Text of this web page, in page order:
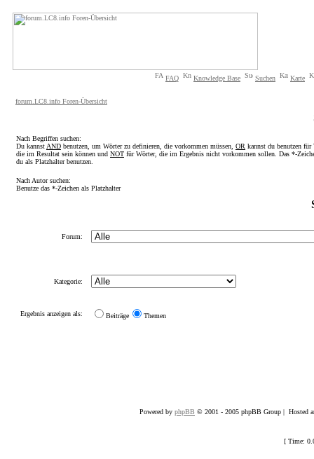
FAQ Knowledge Base Suchen Karte
forum.LC8.info Foren-Übersicht
Nach Begriffen suchen:
Du kannst AND benutzen, um Wörter zu definieren, die vorkommen müssen, OR kannst du benutzen für
die im Resultat sein können und NOT für Wörter, die im Ergebnis nicht vorkommen sollen. Das *-
du als Platzhalter benutzen.
Nach Autor suchen:
Benutze das *-Zeichen als Platzhalter
Forum:
Kategorie:
Ergebnis anzeigen als: Beiträge Themen
Powered by phpBB © 2001 - 2005 phpBB Group | Hosted
[ Time: